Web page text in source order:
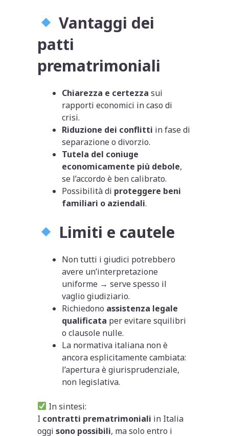
Vantaggi dei
patti
prematrimoniali
Chiarezza e certezza sui
rapporti economici in caso di
crisi.
Riduzione dei conflitti in fase di
separazione o divorzio.
Tutela del coniuge
economicamente più debole,
se l’accordo è ben calibrato.
Possibilità di proteggere beni
familiari o aziendali.
Limiti e cautele
Non tutti i giudici potrebbero
avere un’interpretazione
uniforme → serve spesso il
vaglio giudiziario.
Richiedono assistenza legale
qualificata per evitare squilibri
o clausole nulle.
La normativa italiana non è
ancora esplicitamente cambiata:
l’apertura è giurisprudenziale,
non legislativa.
In sintesi:
I contratti prematrimoniali in Italia
oggisono possibili, ma solo entro i